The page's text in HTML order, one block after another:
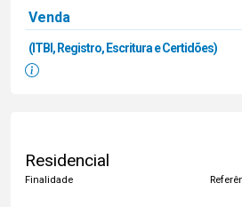
Venda
(ITBI, Registro, Escritura e Certidões)
Residencial
Finalidade